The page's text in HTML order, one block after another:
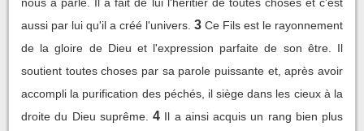
aussi par lui qu'il a créé l'univers. 3 Ce Fils est le rayonnement
de la gloire de Dieu et l'expression parfaite de son être. Il
soutient toutes choses par sa parole puissante et, après avoir
accompli la purification des péchés, il siège dans les cieux à la
droite du Dieu suprême. 4 Il a ainsi acquis un rang bien plus